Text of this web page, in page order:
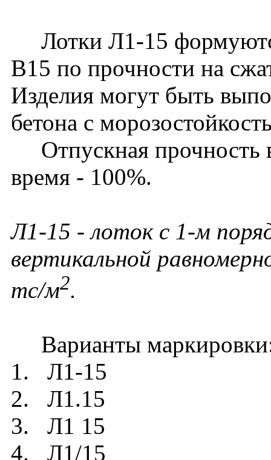
Лотки Л1-15
В15 по прочности на
Изделия могут быть
бетона с
Отпускная прочность
время - 100%.
Л1-15 - лоток с 1-м
вертикальной
тс/м2.
Варианты
1. Л1-15
2. Л1.15
3. Л1 15
4. Л1/15